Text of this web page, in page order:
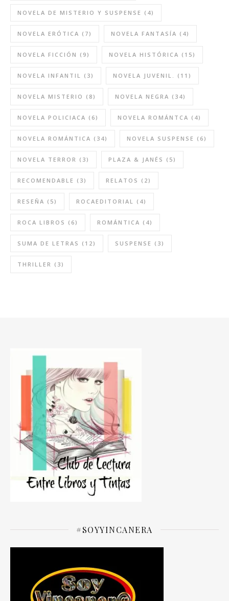
NOVELA DE MISTERIO Y SUSPENSE (4)
NOVELA ERÓTICA (7) NOVELA FANTASÍA (4)
NOVELA FICCIÓN (9) NOVELA HISTÓRICA (15)
NOVELA INFANTIL (3) NOVELA JUVENIL. (11)
NOVELA MISTERIO (8) NOVELA NEGRA (34)
NOVELA POLICIACA (6) NOVELA ROMÁNTCA (4)
NOVELA ROMÁNTICA (34) NOVELA SUSPENSE (6)
NOVELA TERROR (3) PLAZA & JANÉS (5)
RECOMENDABLE (3) RELATOS (2)
RESEÑA (5) ROCAEDITORIAL (4)
ROCA LIBROS (6) ROMÁNTICA (4)
SUMA DE LETRAS (12) SUSPENSE (3)
THRILLER (3)
#SOYYINCANERA